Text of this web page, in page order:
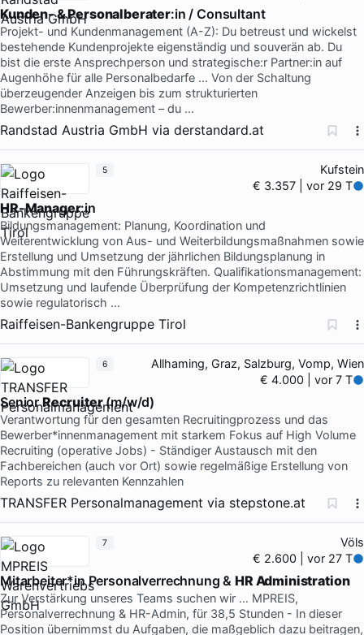
Kunden- & Personalberater:in / Consultant
Projekt- und Kundenmanagement (A-Z): Du betreust und wickelst
bestehende Kundenprojekte eigenständig und souverän ab. Du
bist die erste Ansprechperson und strategische:r Partner:in auf
Augenhöhe für alle Personalbedarfe … Von der Schaltung
überzeugender Anzeigen bis zum strukturierten
Bewerber:innenmanagement – du …
Randstad Austria GmbH via derstandard.at
Kufstein
€ 3.357 | vor 29 T
HR-Manager:in
Bildungsmanagement: Planung, Koordination und
Weiterentwicklung von Aus- und Weiterbildungsmaßnahmen sowie
Erstellung und Umsetzung der jährlichen Bildungsplanung in
Abstimmung mit den Führungskräften. Qualifikationsmanagement:
Umsetzung und laufende Überprüfung der Kompetenzrichtlinien
sowie regulatorisch …
Raiffeisen-Bankengruppe Tirol
5
Allhaming, Graz, Salzburg, Vomp, Wien
€ 4.000 | vor 7 T
SeniorRecruiter(m/w/d)
Verantwortung für den gesamten Recruitingprozess und das
Bewerber*innenmanagement mit starkem Fokus auf High Volume
Recruiting (operative Jobs) - Ständiger Austausch mit den
Fachbereichen (auch vor Ort) sowie regelmäßige Erstellung von
Reports zu relevanten Kennzahlen
TRANSFER Personalmanagement via stepstone.at
6
Völs
€ 2.600 | vor 27 T
Mitarbeiter*in Personalverrechnung &HR Administration
Zur Verstärkung unseres Teams suchen wir … MPREIS,
Personalverrechnung & HR-Admin, für 38,5 Stunden - In dieser
Position übernimmst du Aufgaben, die maßgeblich dazu beitragen,
7